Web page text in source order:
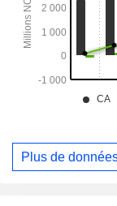
Plus de